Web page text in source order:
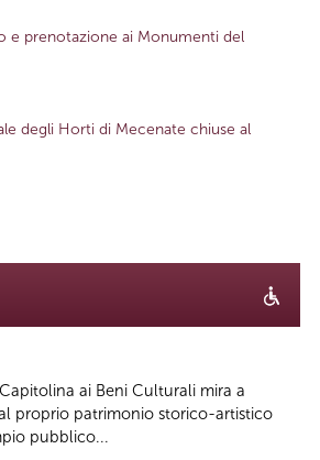
e prenotazione ai Monumenti del
degli Horti di Mecenate chiuse al
ai Beni Culturali mira a
proprio patrimonio storico-artistico
pubblico...